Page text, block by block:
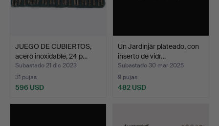
JUEGO DE CUBIERTOS,
acero inoxidable, 24 p…
Subastado 21 dic 2023
31 pujas
596 USD
Un Jardinjär plateado, con
inserto de vidr…
Subastado 30 mar 2025
9 pujas
482 USD